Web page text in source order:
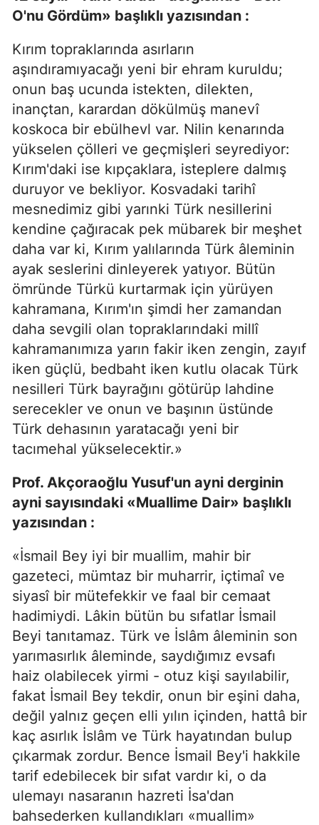
O'nu Gördüm» başlıklı yazısından :
Kırım topraklarında asırların
aşındıramıyacağı yeni bir ehram kuruldu;
onun baş ucunda istekten, dilekten,
inançtan, karardan dökülmüş manevî
koskoca bir ebülhevl var. Nilin kenarında
yükselen çölleri ve geçmişleri seyrediyor:
Kırım'daki ise kıpçaklara, isteplere dalmış
duruyor ve bekliyor. Kosvadaki tarihî
mesnedimiz gibi yarınki Türk nesillerini
kendine çağıracak pek mübarek bir meşhet
daha var ki, Kırım yalılarında Türk âleminin
ayak seslerini dinleyerek yatıyor. Bütün
ömründe Türkü kurtarmak için yürüyen
kahramana, Kırım'ın şimdi her zamandan
daha sevgili olan topraklarındaki millî
kahramanımıza yarın fakir iken zengin, zayıf
iken güçlü, bedbaht iken kutlu olacak Türk
nesilleri Türk bayrağını götürüp lahdine
serecekler ve onun ve başının üstünde
Türk dehasının yaratacağı yeni bir
tacımehal yükselecektir.»
Prof. Akçoraoğlu Yusuf'un ayni derginin
ayni sayısındaki «Muallime Dair» başlıklı
yazısından :
«İsmail Bey iyi bir muallim, mahir bir
gazeteci, mümtaz bir muharrir, içtimaî ve
siyasî bir mütefekkir ve faal bir cemaat
hadimiydi. Lâkin bütün bu sıfatlar İsmail
Beyi tanıtamaz. Türk ve İslâm âleminin son
yarımasırlık âleminde, saydığımız evsafı
haiz olabilecek yirmi - otuz kişi sayılabilir,
fakat İsmail Bey tekdir, onun bir eşini daha,
değil yalnız geçen elli yılın içinden, hattâ bir
kaç asırlık İslâm ve Türk hayatından bulup
çıkarmak zordur. Bence İsmail Bey'i hakkile
tarif edebilecek bir sıfat vardır ki, o da
ulemayı nasaranın hazreti İsa'dan
bahsederken kullandıkları «muallim»